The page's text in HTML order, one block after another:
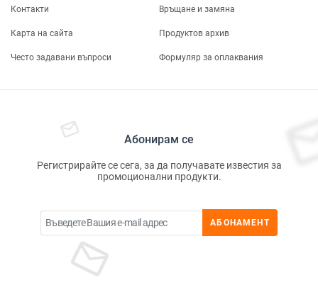
Контакти Връщане и замяна
Карта на сайта Продуктов архив
Често задавани въпроси Формуляр за оплаквания
Абонирам се
Регистрирайте се сега, за да получавате известия за
промоционални продукти.
АБОНАМЕНТ